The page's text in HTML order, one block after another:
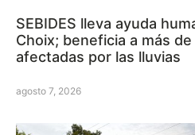
SEBIDES lleva ayuda
Choix; beneficia a más
afectadas por las lluvias
agosto 7, 2026